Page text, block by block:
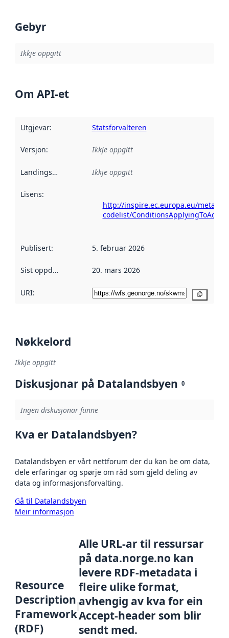
Gebyr
Ikkje oppgitt
Om API-et
Utgjevar: Statsforvalteren
Versjon: Ikkje oppgitt
Landingsside Ikkje oppgitt
Lisens:
http://inspire.ec.europa.eu/
codelist/
Publisert: 5. februar 2026
Sist oppdatert 20. mars 2026
URI:
Nøkkelord
Ikkje oppgitt
Diskusjonar på Datalandsbyen 0
Ingen diskusjonar funne
Kva er Datalandsbyen?
Datalandsbyen er vårt nettforum der du kan be om data,
dele erfaringar og spørje om råd som gjeld deling av
data og informasjonsforvalting.
Gå til Datalandsbyen
Meir informasjon
Resource
Description
Framework
(RDF)
Alle URL-ar til ressursar
på data.norge.no kan
levere RDF-metadata i
fleire ulike format,
avhengig av kva for ein
Accept-header som blir
sendt med.